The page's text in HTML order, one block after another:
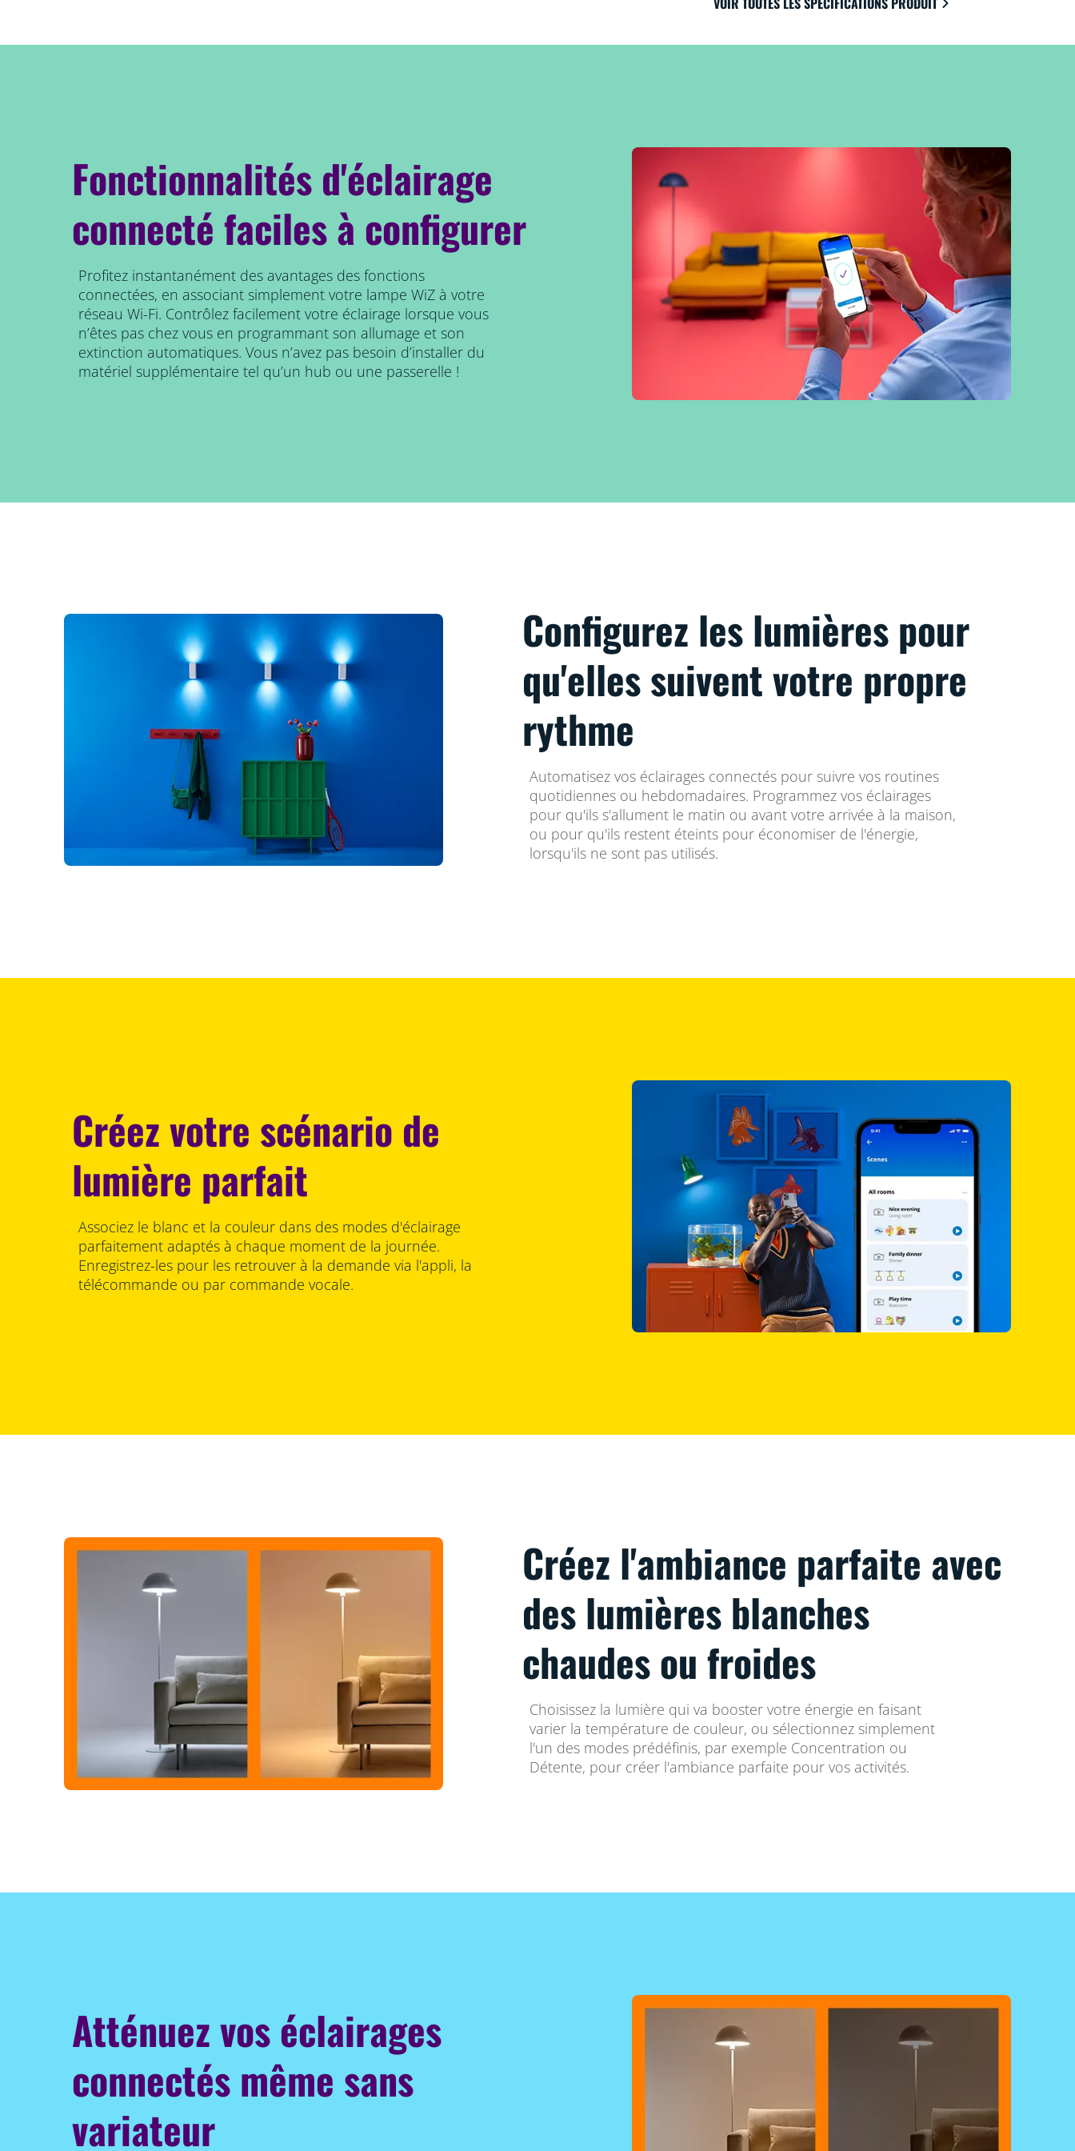
Fonctionnalités d'éclairage
connecté faciles à configurer
Profitez instantanément des avantages des fonctions
connectées, en associant simplement votre lampe WiZ à votre
réseau Wi-Fi. Contrôlez facilement votre éclairage lorsque vous
n’êtes pas chez vous en programmant son allumage et son
extinction automatiques. Vous n’avez pas besoin d’installer du
matériel supplémentaire tel qu’un hub ou une passerelle !
Configurez les lumières pour
qu'elles suivent votre propre
rythme
Automatisez vos éclairages connectés pour suivre vos routines
quotidiennes ou hebdomadaires. Programmez vos éclairages
pour qu'ils s'allument le matin ou avant votre arrivée à la maison,
ou pour qu'ils restent éteints pour économiser de l'énergie,
lorsqu'ils ne sont pas utilisés.
Créez votre scénario de
lumière parfait
Associez le blanc et la couleur dans des modes d'éclairage
parfaitement adaptés à chaque moment de la journée.
Enregistrez-les pour les retrouver à la demande via l'appli, la
télécommande ou par commande vocale.
Créez l'ambiance parfaite avec
des lumières blanches
chaudes ou froides
Choisissez la lumière qui va booster votre énergie en faisant
varier la température de couleur, ou sélectionnez simplement
l'un des modes prédéfinis, par exemple Concentration ou
Détente, pour créer l'ambiance parfaite pour vos activités.
Atténuez vos éclairages
connectés même sans
variateur